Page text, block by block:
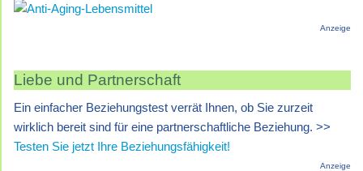
Anzeige
Liebe und Partnerschaft
Ein einfacher Beziehungstest verrät Ihnen, ob Sie zurzeit
wirklich bereit sind für eine partnerschaftliche Beziehung. >>
Testen Sie jetzt Ihre Beziehungsfähigkeit!
Anzeige